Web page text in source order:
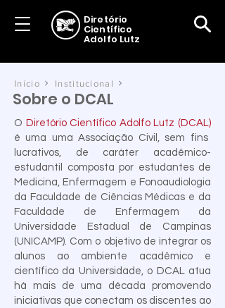
Diretório
Científico
Adolfo Lutz
Início Institucional
Sobre o DCAL
O Diretório Científico Adolfo Lutz (DCAL)
é uma uma Associação Civil, sem fins
lucrativos, de caráter acadêmico-
estudantil composta por estudantes de
Medicina, Enfermagem e Fonoaudiologia
da Faculdade de Ciências Médicas e da
Faculdade de Enfermagem da
Universidade Estadual de Campinas
(UNICAMP). Com o objetivo de integrar os
alunos ao ambiente acadêmico e
científico da Universidade, o DCAL atua
há mais de uma década promovendo
iniciativas que conectam os discentes ao